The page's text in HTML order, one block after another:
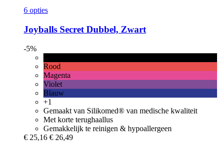
6 opties
Joyballs Secret Dubbel, Zwart
-5%
Rood
Magenta
Violet
Blauw
+1
Gemaakt van Silikomed® van medische kwaliteit
Met korte terughaallus
Gemakkelijk te reinigen & hypoallergeen
€ 25,16 € 26,49